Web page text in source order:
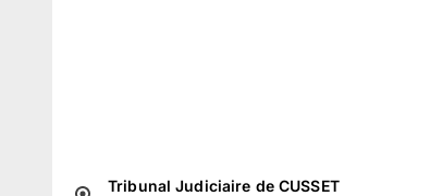
Tribunal Judiciaire de CUSSET